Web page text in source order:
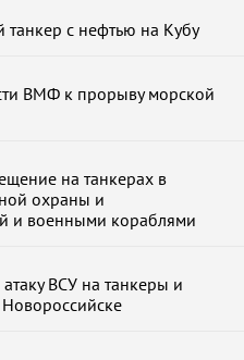
танкер с нефтью на Кубу
ВМФ к прорыву морской
на танкерах в
охраны и
и военными кораблями
ВСУ на танкеры и